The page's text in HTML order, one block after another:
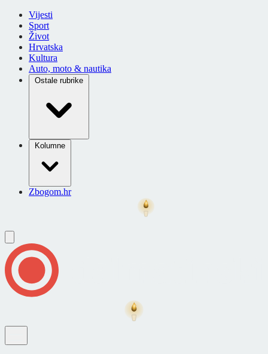
Vijesti
Sport
Život
Hrvatska
Kultura
Auto, moto & nautika
Ostale rubrike
Kolumne
Zbogom.hr